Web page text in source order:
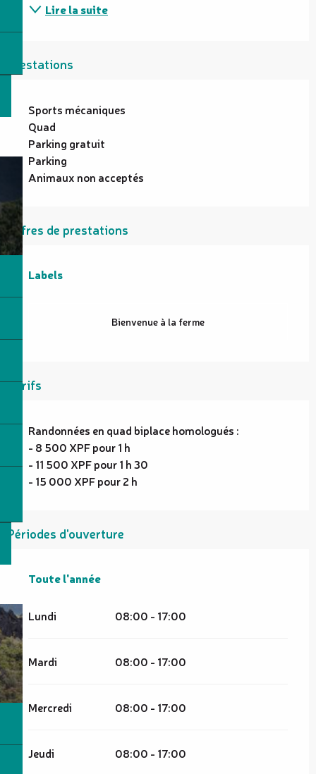
Lire la suite
Prestations
Sports mécaniques
Quad
Parking gratuit
Parking
Animaux non acceptés
Offres de prestations
Labels
Labels
Bienvenue à la ferme
Tarifs
Randonnées en quad biplace homologués :
- 8 500 XPF pour 1 h
- 11 500 XPF pour 1 h 30
- 15 000 XPF pour 2 h
Périodes d'ouverture
Toute l'année
Toute l'année
Lundi 08:00 - 17:00
Mardi 08:00 - 17:00
Mercredi 08:00 - 17:00
Jeudi 08:00 - 17:00